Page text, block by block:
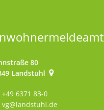
80
Landstuhl
+49 6371 83-0
vg@landstuhl.de